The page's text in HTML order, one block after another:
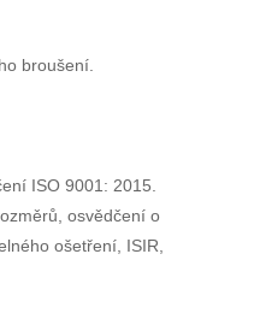
broušení.
ISO 9001: 2015.
osvědčení o
ošetření, ISIR,